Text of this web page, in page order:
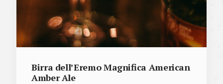
Birra dell’Eremo Magnifica American
Amber Ale